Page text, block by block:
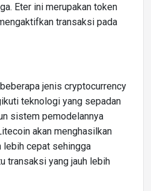
Eter ini merupakan token
transaksi pada
jenis cryptocurrency
teknologi yang sepadan
sistem pemodelannya
akan menghasilkan
lebih cepat sehingga
transaksi yang jauh lebih